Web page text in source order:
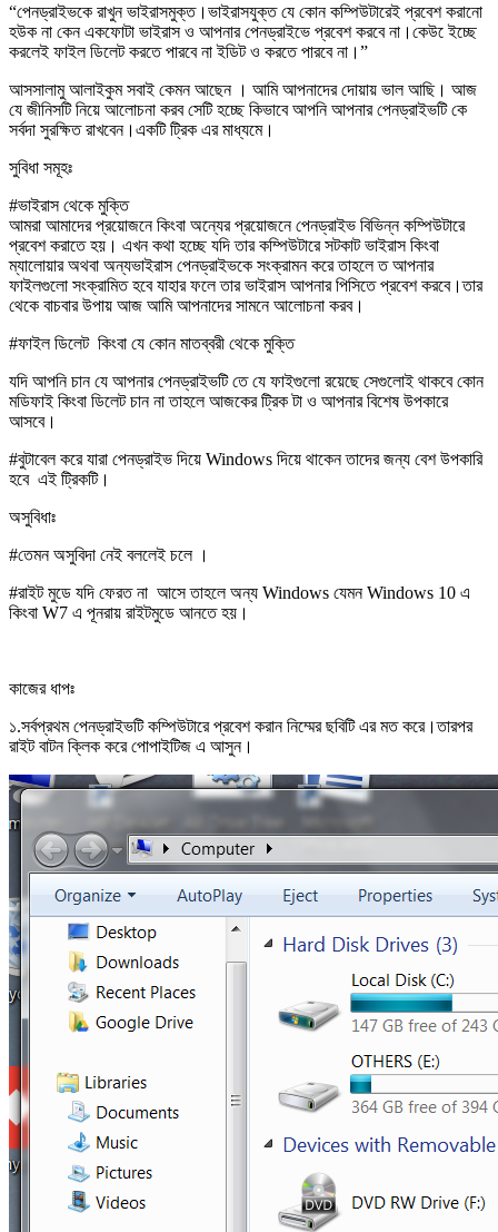
“পেনড্রাইভকে রাখুন ভাইরাসমুক্ত।ভাইরাসযুক্ত যে কোন কম্পিউটারেই প্রবেশ করানো
হউক না কেন একফোটা ভাইরাস ও আপনার পেনড্রাইভে প্রবেশ করবে না।কেউ েইচ্ছে
করলেই ফাইল ডিলেট করতে পারবে না ইডিট ও করতে পারবে না।”
আসসালামু আলাইকুম সবাই কেমন আছেন । আমি আপনাদের দোয়ায় ভাল আছি। আজ
যে জীনিসটি নিয়ে আলোচনা করব সেটি হচ্ছে কিভাবে আপনি আপনার পেনড্রাইভটি কে
সর্বদা সুরক্ষিত রাখবেন।একটি ট্রিক এর মাধ্যমে।
সুবিধা সমূহঃ
#ভাইরাস থেকে মুক্তি
আমরা আমাদের প্রয়োজনে কিংবা অন্যের প্রয়োজনে পেনড্রাইভ বিভিন্ন কম্পিউটারে
প্রবেশ করাতে হয়। এখন কথা হচ্ছে যদি তার কম্পিউটারে সটকাট ভাইরাস কিংবা
ম্যালোয়ার অথবা অন্যভাইরাস পেনড্রাইভকে সংক্রামন করে তাহলে ত আপনার
ফাইলগুলো সংক্রামিত হবে যাহার ফলে তার ভাইরাস আপনার পিসিতে প্রবেশ করবে।তার
থেকে বাচবার উপায় আজ আমি আপনাদের সামনে আলোচনা করব।
#ফাইল ডিলেট কিংবা যে কোন মাতব্বরী থেকে মুক্তি
যদি আপনি চান যে আপনার পেনড্রাইভটি তে যে ফাইগুলো রয়েছে সেগুলোই থাকবে কোন
মডিফাই কিংবা ডিলেট চান না তাহলে আজকের ট্রিক টা ও আপনার বিশেষ উপকারে
আসবে।
#বুটাবেল করে যারা পেনড্রাইভ দিয়ে Windows দিয়ে থাকেন তাদের জন্য বেশ উপকারি
হবে এই ট্রিকটি।
অসুবিধাঃ
#তেমন অসুবিদা নেই বললেই চলে ।
#রাইট মুডে যদি ফেরত না আসে তাহলে অন্য Windows যেমন Windows 10 এ
কিংবা W7 এ পূনরায় রাইটমুডে আনতে হয়।
কাজের ধাপঃ
১.সর্বপ্রথম পেনড্রাইভটি কম্পিউটারে প্রবেশ করান নিম্মের ছবিটি এর মত করে।তারপর
রাইট বাটন ক্লিক করে পোপাইটিজ এ আসুন।